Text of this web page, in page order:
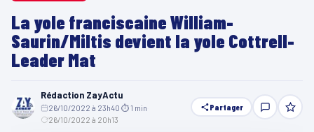
La yole franciscaine William-
Saurin/Miltis devient la yole Cottrell-
Leader Mat
Rédaction ZayActu
26/10/2022 à 23h40 ⏱ 1 min
26/10/2022 à 20h13
Partager